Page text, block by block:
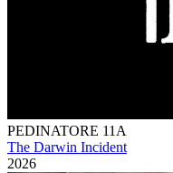
PEDINATORE 11A
The Darwin Incident
2026